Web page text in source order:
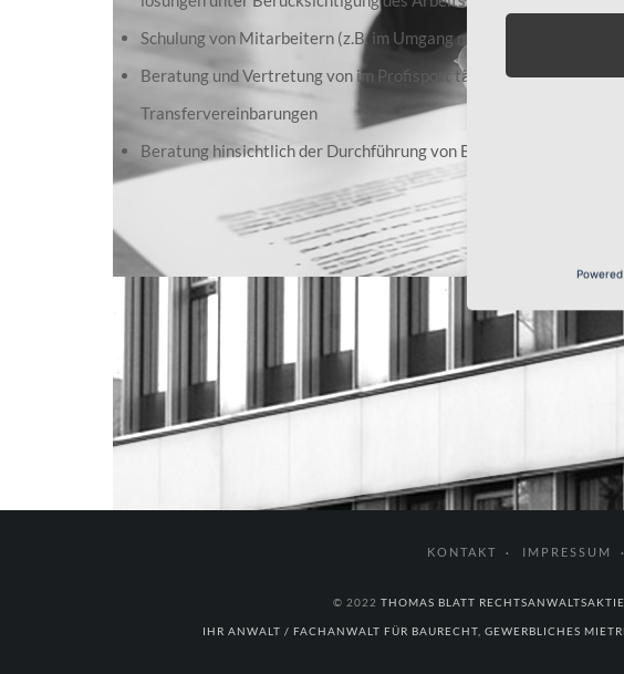
Schulung von Mitarbeitern (z.B. im Umgang mit den
Beratung und Vertretung von im Profisport tätigen Vereinen und
Transfervereinbarungen
Beratung hinsichtlich der Durchführung von Betriebsratswahlen.
KONTAKT IMPRESSUM
© 2022 THOMAS BLATT
IHR ANWALT / FACHANWALT FÜR BAURECHT, GEWERBLICHES